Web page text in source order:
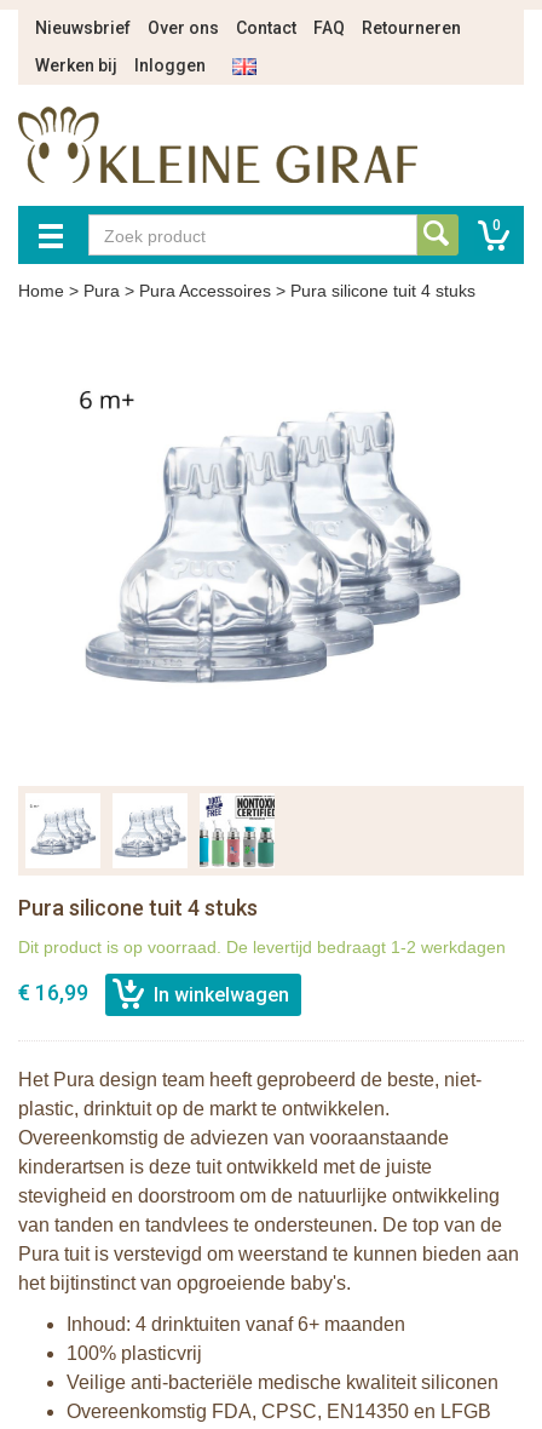
Nieuwsbrief Over ons Contact FAQ
Retourneren
Werken bij
Inloggen
0
Home > Pura > Pura Accessoires > Pura silicone tuit 4 stuks
Pura silicone tuit 4 stuks
Dit product is op voorraad. De levertijd bedraagt 1-2 werkdagen
€ 16,99
Het Pura design team heeft geprobeerd de beste, niet-
plastic, drinktuit op de markt te ontwikkelen.
Overeenkomstig de adviezen van vooraanstaande
kinderartsen is deze tuit ontwikkeld met de juiste
stevigheid en doorstroom om de natuurlijke ontwikkeling
van tanden en tandvlees te ondersteunen. De top van de
Pura tuit is verstevigd om weerstand te kunnen bieden aan
het bijtinstinct van opgroeiende baby's.
Inhoud: 4 drinktuiten vanaf 6+ maanden
100% plasticvrij
Veilige anti-bacteriële medische kwaliteit siliconen
Overeenkomstig FDA, CPSC, EN14350 en LFGB